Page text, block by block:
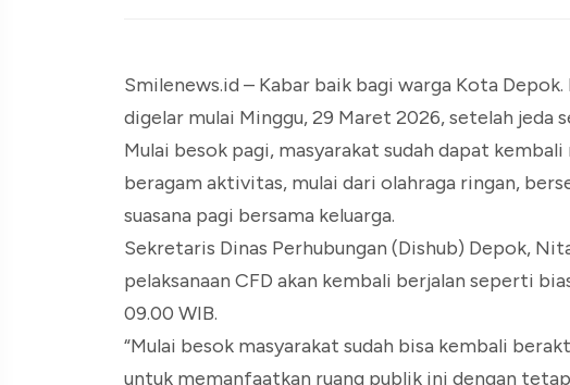
Smilenews.id – Kabar baik bagi warga Kota
digelar mulai Minggu, 29 Maret 2026, setelah jeda
Mulai besok pagi, masyarakat sudah dapat
beragam aktivitas, mulai dari olahraga ringan,
suasana pagi bersama keluarga.
Sekretaris Dinas Perhubungan (Dishub) Depok,
pelaksanaan CFD akan kembali berjalan seperti
09.00 WIB.
“Mulai besok masyarakat sudah bisa kembali
untuk memanfaatkan ruang publik ini dengan